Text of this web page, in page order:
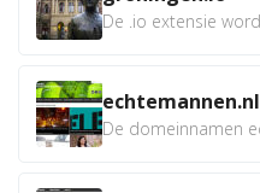
echtemannen.nl